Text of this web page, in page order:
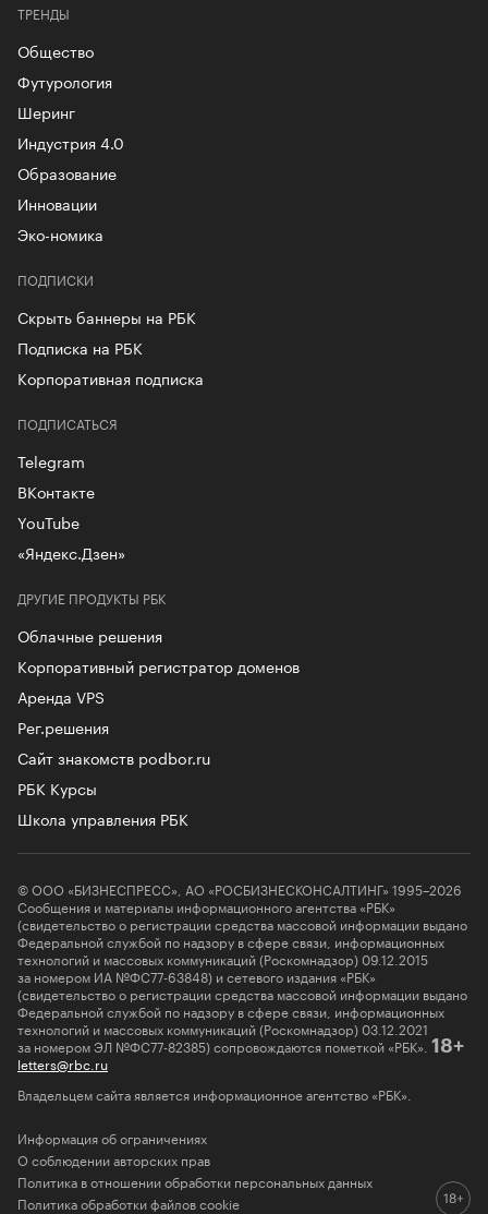
ТРЕНДЫ
Общество
Футурология
Шеринг
Индустрия 4.0
Образование
Инновации
Эко-номика
ПОДПИСКИ
Скрыть баннеры на РБК
Подписка на РБК
Корпоративная подписка
ДРУГИЕ ПРОДУКТЫ РБК
Облачные решения
Корпоративный регистратор доменов
Аренда VPS
Рег.решения
Сайт знакомств podbor.ru
РБК Курсы
Школа управления РБК
ПОДПИСАТЬСЯ
Telegram
ВКонтакте
YouTube
«Яндекс.Дзен»
© ООО «БИЗНЕСПРЕСС», АО «РОСБИЗНЕСКОНСАЛТИНГ» 1995–2026
Сообщения и материалы информационного агентства «РБК»
(свидетельство о регистрации средства массовой информации выдано
Федеральной службой по надзору в сфере связи, информационных
технологий и массовых коммуникаций (Роскомнадзор) 09.12.2015
за номером ИА №ФС77-63848) и сетевого издания «РБК»
(свидетельство о регистрации средства массовой информации выдано
Федеральной службой по надзору в сфере связи, информационных
технологий и массовых коммуникаций (Роскомнадзор) 03.12.2021
за номером ЭЛ №ФС77-82385) сопровождаются пометкой «РБК». 18+
letters@rbc.ru
Владельцем сайта является информационное агентство «РБК».
Информация об ограничениях
О соблюдении авторских прав
Политика в отношении обработки персональных данных
Политика обработки файлов cookie